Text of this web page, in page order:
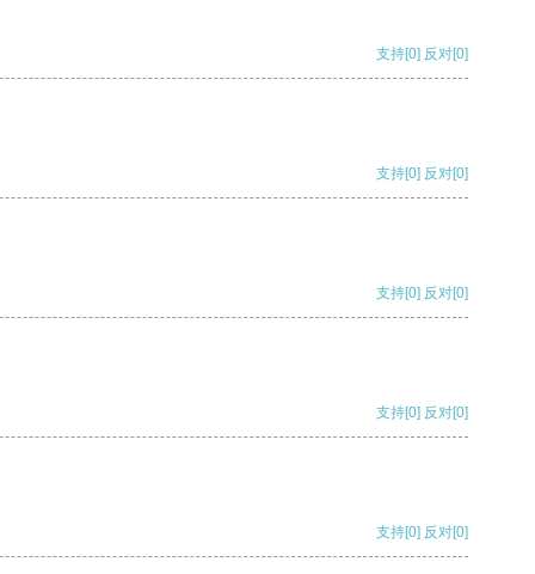
支持[0] 反对[0]
支持[0] 反对[0]
支持[0] 反对[0]
支持[0] 反对[0]
支持[0] 反对[0]